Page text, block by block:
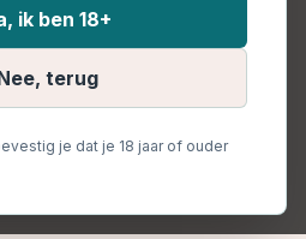
ik ben 18+
terug
je dat je 18 jaar of ouder